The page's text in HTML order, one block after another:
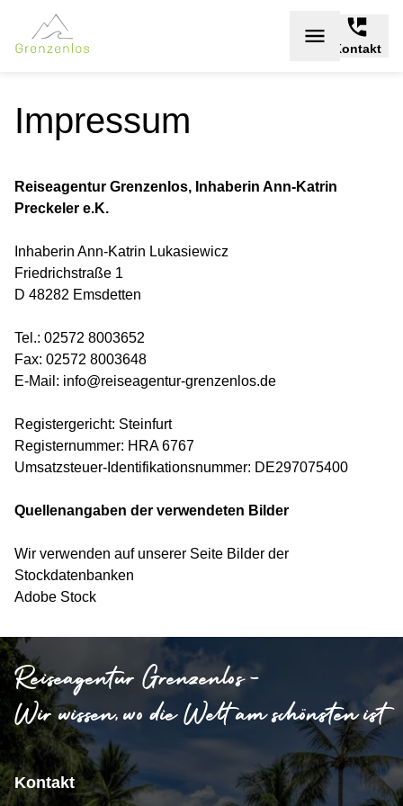
Kontakt
Impressum
Reiseagentur Grenzenlos, Inhaberin Ann-Katrin
Preckeler e.K.
Inhaberin Ann-Katrin Lukasiewicz
Friedrichstraße 1
D 48282 Emsdetten
Tel.: 02572 8003652
Fax: 02572 8003648
E-Mail: info@reiseagentur-grenzenlos.de
Registergericht: Steinfurt
Registernummer: HRA 6767
Umsatzsteuer-Identifikationsnummer: DE297075400
Quellenangaben der verwendeten Bilder
Wir verwenden auf unserer Seite Bilder der
Stockdatenbanken
Adobe Stock
Reiseagentur Grenzenlos -
Wir wissen, wo die Welt am schönsten ist
Kontakt